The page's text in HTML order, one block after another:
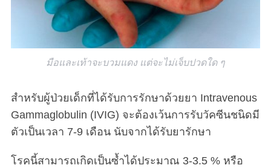
มือและเท้าจะบวมแดง แต่จะไม่เจ็บปวดใด ๆ
สำหรับผู้ป่วยเด็กที่ได้รับการรักษาด้วยยา Intravenous
Gammaglobulin (IVIG) จะต้องเว้นการรับวัคซีนชนิดมี
ตัวเป็นเวลา 7-9 เดือน นับจากได้รับยารักษา
โรคนี้สามารถเกิดเป็นซ้ำได้ประมาณ 3-3.5 % หรือ